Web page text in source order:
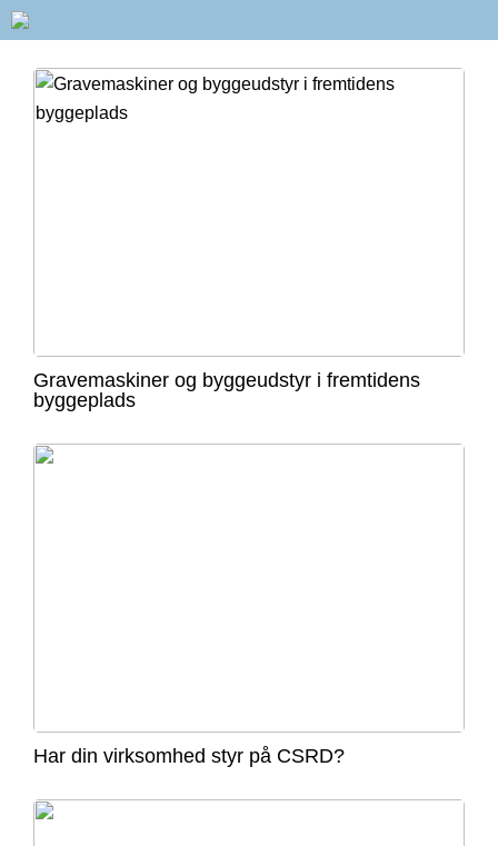
Gravemaskiner og byggeudstyr i fremtidens
byggeplads
Har din virksomhed styr på CSRD?